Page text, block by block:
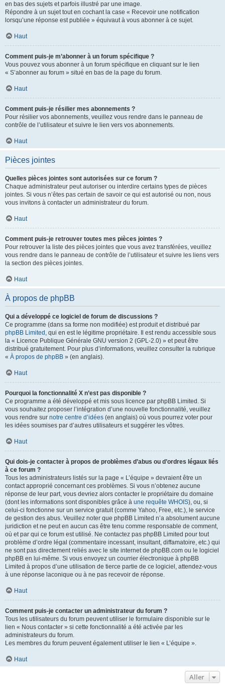
en bas des sujets et parfois illustré par une image.
Répondre à un sujet tout en cochant la case « Recevoir une notification
lorsqu’une réponse est publiée » équivaut à vous abonner à ce sujet.
Haut
Comment puis-je m’abonner à un forum spécifique ?
Vous pouvez vous abonner à un forum spécifique en cliquant sur le lien
« S’abonner au forum » situé en bas de la page du forum.
Haut
Comment puis-je résilier mes abonnements ?
Pour résilier vos abonnements, veuillez vous rendre dans le panneau de
contrôle de l’utilisateur et suivre le lien vers vos abonnements.
Haut
Pièces jointes
Quelles pièces jointes sont autorisées sur ce forum ?
Chaque administrateur peut autoriser ou interdire certains types de pièces
jointes. Si vous n’êtes pas certain de savoir ce qui est autorisé ou non, nous
vous invitons à contacter un administrateur du forum.
Haut
Comment puis-je retrouver toutes mes pièces jointes ?
Pour retrouver la liste des pièces jointes que vous avez transférées, veuillez
vous rendre dans le panneau de contrôle de l’utilisateur et suivre les liens vers
la section des pièces jointes.
Haut
À propos de phpBB
Qui a développé ce logiciel de forum de discussions ?
Ce programme (dans sa forme non modifiée) est produit et distribué par
phpBB Limited , qui en est le légitime propriétaire. Il est rendu accessible sous
la « Licence Publique Générale GNU version 2 (GPL-2.0) » et peut être
distribué gratuitement. Pour plus d’informations, veuillez consulter la rubrique
« À propos de phpBB » (en anglais).
Haut
Pourquoi la fonctionnalité X n’est pas disponible ?
Ce programme a été développé et mis sous licence par phpBB Limited. Si
vous souhaitez proposer l’intégration d’une nouvelle fonctionnalité, veuillez
vous rendre sur notre centre d’idées (en anglais) où vous pourrez voter pour
les idées soumises par d’autres utilisateurs et suggérer les vôtres.
Haut
Qui dois-je contacter à propos de problèmes d’abus ou d’ordres légaux liés
à ce forum ?
Tous les administrateurs listés sur la page « L’équipe » devraient être un
contact approprié concernant ces problèmes. Si vous n’obtenez aucune
réponse de leur part, vous devriez alors contacter le propriétaire du domaine
(dont les informations sont disponibles grâce à une requête WHOIS), ou, si
celui-ci fonctionne sur un service gratuit (comme Yahoo, Free, etc.), le service
de gestion des abus. Veuillez noter que phpBB Limited n’a absolument aucune
juridiction et ne peut en aucun cas être tenu comme responsable de comment,
où et par qui ce forum est utilisé. Ne contactez pas phpBB Limited pour tout
problème d’ordre légal (commentaire incessant, insultant, diffamatoire, etc.) qui
ne sont pas directement reliés avec le site internet de phpBB.com ou le logiciel
phpBB en lui-même. Si vous envoyez un courrier électronique à phpBB
Limited à propos d’une utilisation de tierce partie de ce logiciel, attendez-vous
à une réponse laconique ou à ne pas recevoir de réponse.
Haut
Comment puis-je contacter un administrateur du forum ?
Tous les utilisateurs du forum peuvent utiliser le formulaire disponible sur le
lien « Nous contacter » si cette fonctionnalité a été activée par les
administrateurs du forum.
Les membres du forum peuvent également utiliser le lien « L’équipe ».
Haut
Aller